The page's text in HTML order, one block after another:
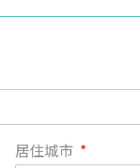
居住城市
您好，您的會員申
【會費】
入會費新臺幣1200
元，於每年度繳納。